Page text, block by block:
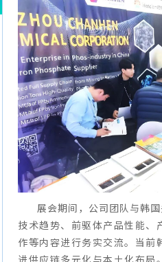
展会期间，公司团队与韩
技术趋势、前驱体产品性能、
作等内容进行务实交流。当前
进供应链多元化与本土化布局